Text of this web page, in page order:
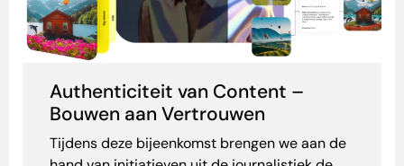
Authenticiteit van Content –
Bouwen aan Vertrouwen
Tijdens deze bijeenkomst brengen we aan de